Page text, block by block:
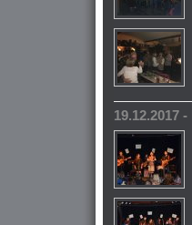
19.12.2017